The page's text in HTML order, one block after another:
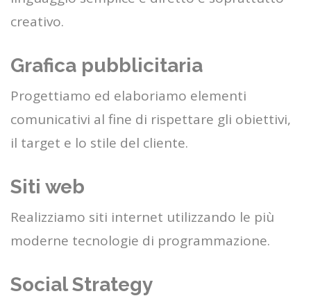
creativo.
Grafica pubblicitaria
Progettiamo ed elaboriamo elementi
comunicativi al fine di rispettare gli obiettivi,
il target e lo stile del cliente.
Siti web
Realizziamo siti internet utilizzando le più
moderne tecnologie di programmazione.
Social Strategy